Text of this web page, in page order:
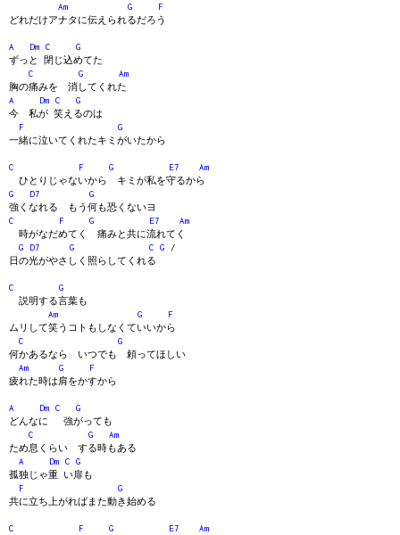
Am
G
F
どれだけアナタに伝えられるだろう
A Dm C
G
ずっと 閉じ込めてた
C
G
Am
胸の痛みを 消してくれた
A
Dm C
G
今 私が 笑えるのは
F
G
一緒に泣いてくれたキミがいたから
C F G E7
Am
ひとりじゃないから キミが私を守るから
G
D7
G
強くなれる もう何も恐くないヨ
C
F G E7
Am
時がなだめてく 痛みと共に流れてく
G
D7 G C G /
日の光がやさしく照らしてくれる
C
G
説明する言葉も
Am
G
F
ムリして笑うコトもしなくていいから
C
G
何かあるなら いつでも 頼ってほしい
Am
G
F
疲れた時は肩をかすから
A Dm C
G
どんなに 強がっても
C
G
Am
ため息くらい する時もある
A
Dm C
G
孤独じゃ重 い扉も
F
G
共に立ち上がればまた動き始める
C F G E7
Am